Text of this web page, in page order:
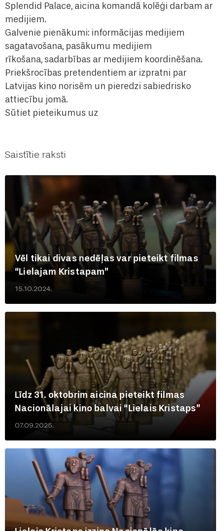
Splendid Palace, aicina komandā kolēģi darbam ar
medijiem.
Galvenie pienākumi: informācijas medijiem
sagatavošana, pasākumu medijiem
rīkošana, sadarbības ar medijiem koordinēšana.
Priekšrocības pretendentiem ar izpratni par
Latvijas kino norisēm un pieredzi sabiedrisko
attiecību jomā.
Sūtiet pieteikumus uz
Saistītie raksti
Vēl tikai divas nedēļas var pieteikt filmas
“Lielajam Kristapam”
15.10.2024.
Līdz 31. oktobrim aicina pieteikt filmas
Nacionālajai kino balvai “Lielais Kristaps”
07.09.2025.